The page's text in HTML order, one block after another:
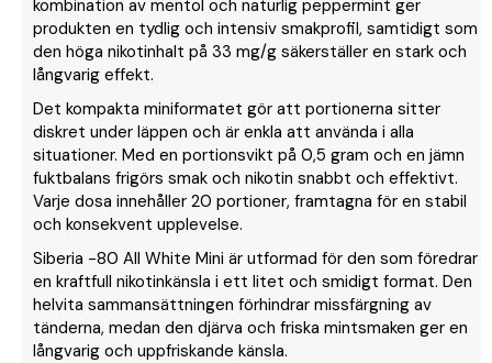
kombination av mentol och naturlig peppermint ger
produkten en tydlig och intensiv smakprofil, samtidigt som
den höga nikotinhalt på 33 mg/g säkerställer en stark och
långvarig effekt.
Det kompakta miniformatet gör att portionerna sitter
diskret under läppen och är enkla att använda i alla
situationer. Med en portionsvikt på 0,5 gram och en jämn
fuktbalans frigörs smak och nikotin snabbt och effektivt.
Varje dosa innehåller 20 portioner, framtagna för en stabil
och konsekvent upplevelse.
Siberia -80 All White Mini är utformad för den som föredrar
en kraftfull nikotinkänsla i ett litet och smidigt format. Den
helvita sammansättningen förhindrar missfärgning av
tänderna, medan den djärva och friska mintsmaken ger en
långvarig och uppfriskande känsla.